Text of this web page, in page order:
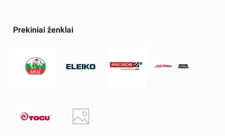
Prekiniai ženklai